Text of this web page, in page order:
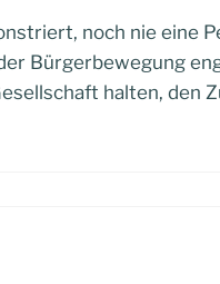
noch nie eine
Bürgerbewegung
halten, den